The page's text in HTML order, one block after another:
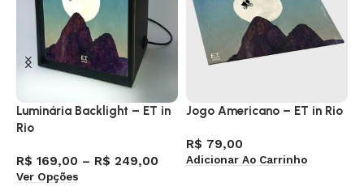
Luminária Backlight – ET in
Rio
R$ 169,00 – R$ 249,00
Ver Opções
Jogo Americano – ET in Rio
R$ 79,00
Adicionar Ao Carrinho